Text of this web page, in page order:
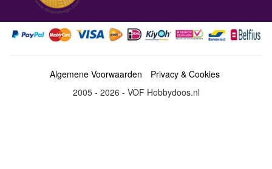
Algemene Voorwaarden
Privacy & Cookies
2005 - 2026 - VOF Hobbydoos.nl